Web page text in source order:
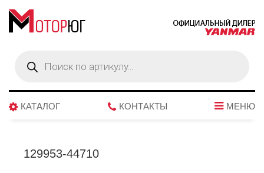
товаров
КАТАЛОГ КОНТАКТЫ МЕНЮ
129953-44710